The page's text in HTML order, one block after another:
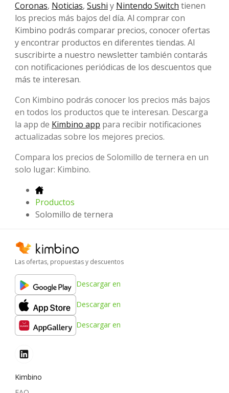
Coronas, Noticias, Sushi y Nintendo Switch tienen
los precios más bajos del día. Al comprar con
Kimbino podrás comparar precios, conocer ofertas
y encontrar productos en diferentes tiendas. Al
suscribirte a nuestro newsletter también contarás
con notificaciones periódicas de los descuentos que
más te interesan.
Con Kimbino podrás conocer los precios más bajos
en todos los productos que te interesan. Descarga
la app de Kimbino app para recibir notificaciones
actualizadas sobre los mejores precios.
Compara los precios de Solomillo de ternera en un
solo lugar: Kimbino.
Productos
Solomillo de ternera
Las ofertas, propuestas y descuentos
Descargar en
Descargar en
Descargar en
Kimbino